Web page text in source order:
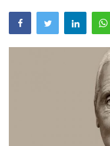
Kapcsolat